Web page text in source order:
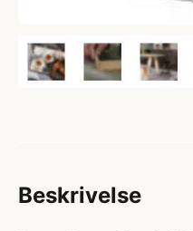
Beskrivelse